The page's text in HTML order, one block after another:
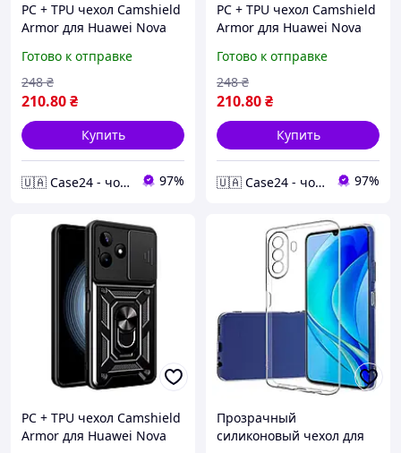
PC + TPU чехол Camshield
Armor для Huawei Nova
Готово к отправке
210.80₴
248 ₴
Купить
🇺🇦 Case24 - чохли та аксесуари для смартфонів та планшетів 97%
PC + TPU чехол Camshield
Armor для Huawei Nova
Готово к отправке
210.80₴
248 ₴
Купить
🇺🇦 Case24 - чохли та аксесуари для смартфонів та планшетів 97%
PC + TPU чехол Camshield
Armor для Huawei Nova
Прозрачный
силиконовый чехол для